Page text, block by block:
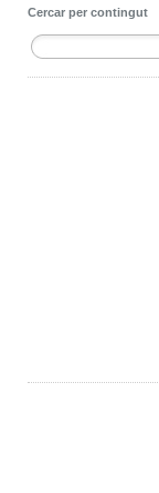
Cercar per contingut